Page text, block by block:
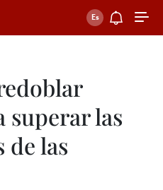
superar las
de las